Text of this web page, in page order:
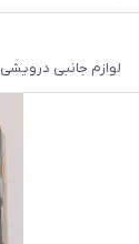
لوازم جانبی درویشی